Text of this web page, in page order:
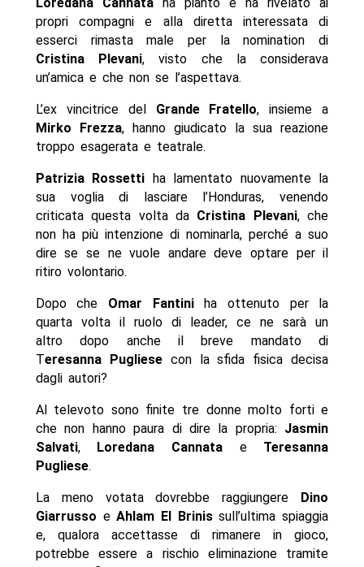
propri compagni e alla diretta interessata di
esserci rimasta male per la nomination di
Cristina Plevani, visto che la considerava
un’amica e che non se l’aspettava.
L’ex vincitrice del Grande Fratello, insieme a
Mirko Frezza, hanno giudicato la sua reazione
troppo esagerata e teatrale.
Patrizia Rossetti ha lamentato nuovamente la
sua voglia di lasciare l’Honduras, venendo
criticata questa volta da Cristina Plevani, che
non ha più intenzione di nominarla, perché a suo
dire se se ne vuole andare deve optare per il
ritiro volontario.
Dopo che Omar Fantiniha ottenuto per la
quarta volta il ruolo di leader, ce ne sarà un
altro dopo anche il breve mandato di
Teresanna Pugliesecon la sfida fisica decisa
dagli autori?
Al televoto sono finite tre donne molto forti e
che non hanno paura di dire la propria: Jasmin
Salvati,Loredana Cannata e Teresanna
Pugliese.
La meno votata dovrebbe raggiungere Dino
Giarrusso eAhlam El Brinissull’ultima spiaggia
e, qualora accettasse di rimanere in gioco,
potrebbe essere a rischio eliminazione tramite